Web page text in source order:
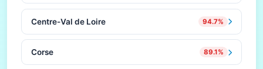
Centre-Val de Loire 94.7%
Corse 89.1%